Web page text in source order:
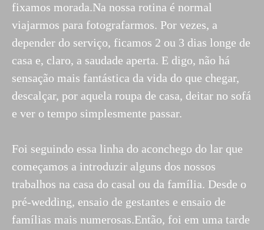
fixamos morada.Na nossa rotina é normal
viajarmos para fotografarmos. Por vezes, a
depender do serviço, ficamos 2 ou 3 dias longe de
casa e, claro, a saudade aperta. E digo, não há
sensação mais fantástica da vida do que chegar,
descalçar, por aquela roupa de casa, deitar no sofá
e ver o tempo simplesmente passar.
Foi seguindo essa linha do aconchego do lar que
começamos a introduzir alguns dos nossos
trabalhos na casa do casal ou da família. Desde o
pré-wedding, ensaio de gestantes e ensaio de
famílias mais numerosas.Então, foi em uma tarde